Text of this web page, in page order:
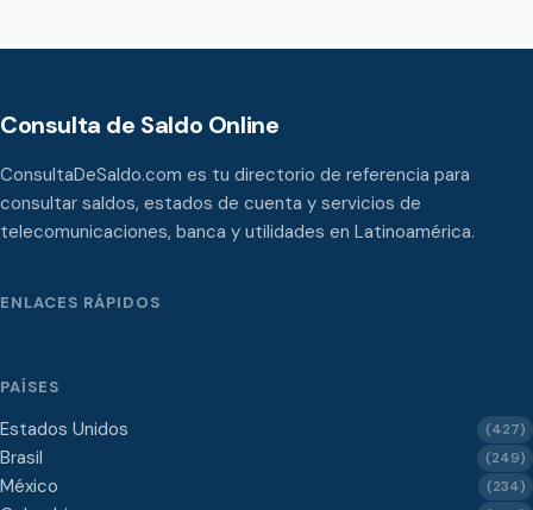
Consulta de Saldo Online
ConsultaDeSaldo.com es tu directorio de referencia para
consultar saldos, estados de cuenta y servicios de
telecomunicaciones, banca y utilidades en Latinoamérica.
ENLACES RÁPIDOS
PAÍSES
Estados Unidos (427)
Brasil (249)
México (234)